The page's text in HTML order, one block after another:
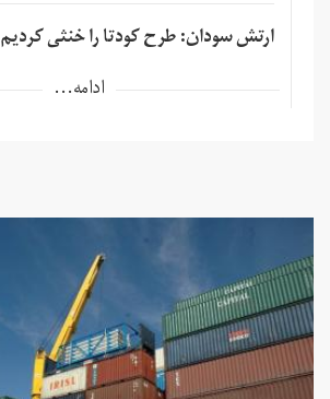
ارتش سودان: طرح کودتا را خنثی کردیم
ادامه...